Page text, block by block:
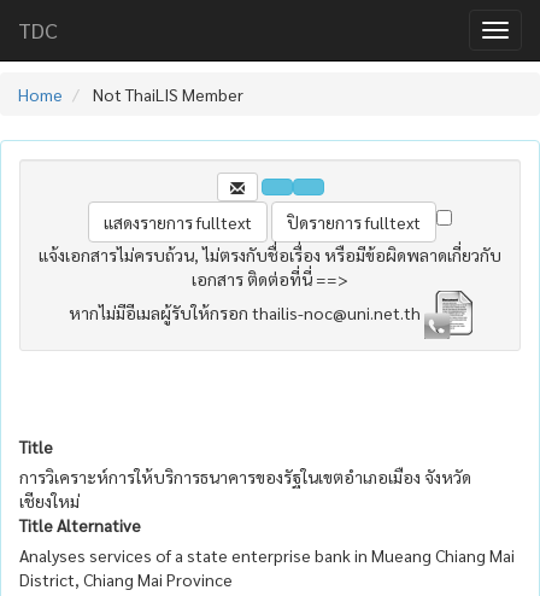
TDC
Home Not ThaiLIS Member
แจ้งเอกสารไม่ครบถ้วน, ไม่ตรงกับชื่อเรื่อง หรือมีข้อผิดพลาดเกี่ยวกับ
เอกสาร ติดต่อที่นี่ ==>
หากไม่มีอีเมลผู้รับให้กรอก thailis-noc@uni.net.th
Title
การวิเคราะห์การให้บริการธนาคารของรัฐในเขตอำเภอเมือง จังหวัด
เชียงใหม่
Title Alternative
Analyses services of a state enterprise bank in Mueang Chiang Mai
District, Chiang Mai Province